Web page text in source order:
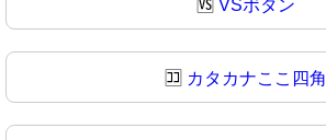
🆚 VSボタン
🈁 カタカナここ四角